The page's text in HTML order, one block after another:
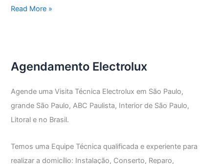
Assistência
Mazzei
Read More »
Agendamento Electrolux
Agende uma Visita Técnica Electrolux em São Paulo,
grande São Paulo, ABC Paulista, Interior de São Paulo,
Litoral e no Brasil.
Temos uma Equipe Técnica qualificada e experiente para
realizar a domicílio: Instalação, Conserto, Reparo,